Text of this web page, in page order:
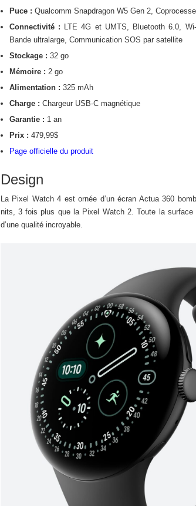
Puce : Qualcomm Snapdragon W5 Gen 2,
Connectivité : LTE 4G et UMTS, Bluetooth 6.0,
Bande ultralarge, Communication SOS par satellite
Stockage : 32 go
Mémoire : 2 go
Alimentation : 325 mAh
Charge : Chargeur USB-C magnétique
Garantie : 1 an
Prix : 479,99$
Page officielle du produit
Design
La Pixel Watch 4 est ornée d’un écran Actua 360
nits, 3 fois plus que la Pixel Watch 2. Toute la surface
d’une qualité incroyable.